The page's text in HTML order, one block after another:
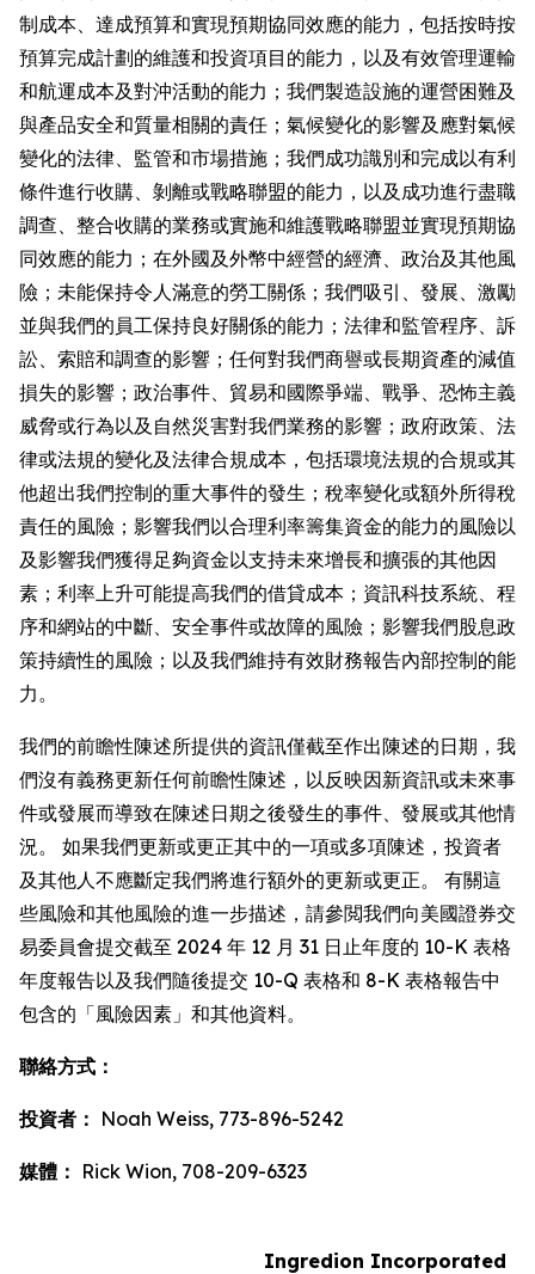
制成本、達成預算和實現預期協同效應的能力，包括按時按
預算完成計劃的維護和投資項目的能力，以及有效管理運輸
和航運成本及對沖活動的能力；我們製造設施的運營困難及
與產品安全和質量相關的責任；氣候變化的影響及應對氣候
變化的法律、監管和市場措施；我們成功識別和完成以有利
條件進行收購、剝離或戰略聯盟的能力，以及成功進行盡職
調查、整合收購的業務或實施和維護戰略聯盟並實現預期協
同效應的能力；在外國及外幣中經營的經濟、政治及其他風
險；未能保持令人滿意的勞工關係；我們吸引、發展、激勵
並與我們的員工保持良好關係的能力；法律和監管程序、訴
訟、索賠和調查的影響；任何對我們商譽或長期資產的減值
損失的影響；政治事件、貿易和國際爭端、戰爭、恐怖主義
威脅或行為以及自然災害對我們業務的影響；政府政策、法
律或法規的變化及法律合規成本，包括環境法規的合規或其
他超出我們控制的重大事件的發生；稅率變化或額外所得稅
責任的風險；影響我們以合理利率籌集資金的能力的風險以
及影響我們獲得足夠資金以支持未來增長和擴張的其他因
素；利率上升可能提高我們的借貸成本；資訊科技系統、程
序和網站的中斷、安全事件或故障的風險；影響我們股息政
策持續性的風險；以及我們維持有效財務報告內部控制的能
力。
我們的前瞻性陳述所提供的資訊僅截至作出陳述的日期，我
們沒有義務更新任何前瞻性陳述，以反映因新資訊或未來事
件或發展而導致在陳述日期之後發生的事件、發展或其他情
況。 如果我們更新或更正其中的一項或多項陳述，投資者
及其他人不應斷定我們將進行額外的更新或更正。 有關這
些風險和其他風險的進一步描述，請參閲我們向美國證券交
易委員會提交截至 2024 年 12 月 31 日止年度的 10-K 表格
年度報告以及我們隨後提交 10-Q 表格和 8-K 表格報告中
包含的「風險因素」和其他資料。
聯絡方式：
投資者： Noah Weiss, 773-896-5242
媒體： Rick Wion, 708-209-6323
Ingredion Incorporated